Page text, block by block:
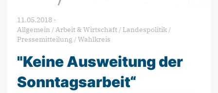
11.05.2018 -
Allgemein /Arbeit & Wirtschaft / Landespolitik /
Pressemitteilung /Wahlkreis
"Keine Ausweitung der
Sonntagsarbeit“